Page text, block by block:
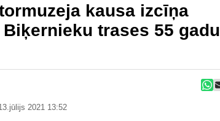
kausa izcīņa
trases 55 gadu
2021 13:52